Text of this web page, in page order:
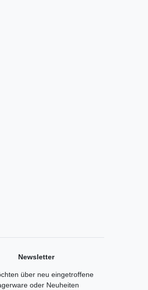
Newsletter
über neu eingetroffene
oder Neuheiten